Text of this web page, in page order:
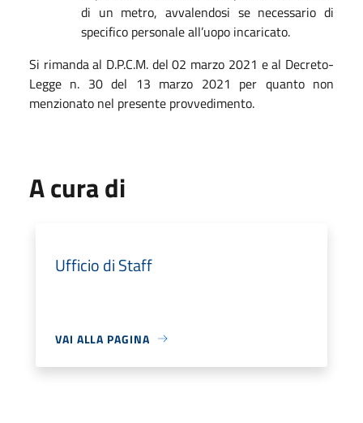
di un metro, avvalendosi se necessario di
specifico personale all’uopo incaricato.
Si rimanda al D.P.C.M. del 02 marzo 2021 e al Decreto-
Legge n. 30 del 13 marzo 2021 per quanto non
menzionato nel presente provvedimento.
A cura di
Ufficio di Staff
VAI ALLA PAGINA